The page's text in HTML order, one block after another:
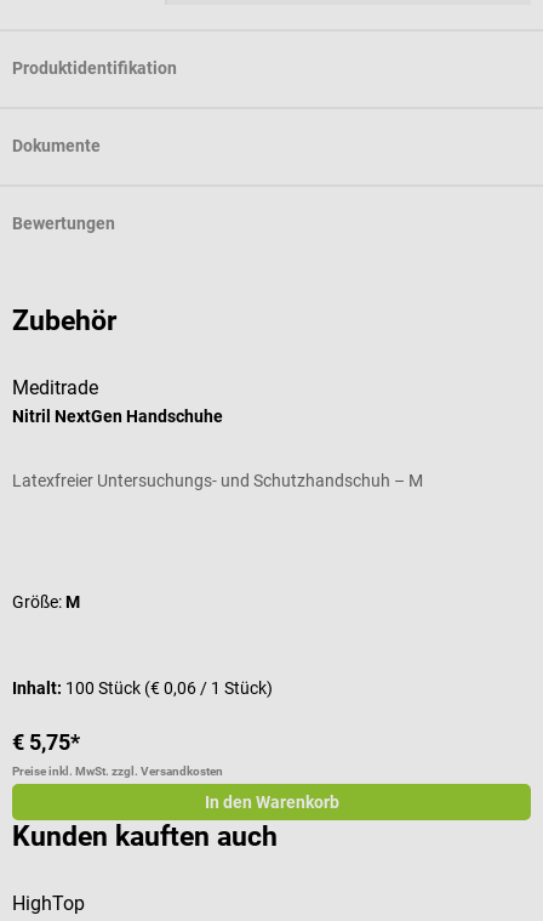
Produktidentifikation
Dokumente
Bewertungen
Zubehör
Meditrade
Nitril NextGen Handschuhe
Latexfreier Untersuchungs- und Schutzhandschuh – M
Größe:M
Inhalt: 100 Stück (€ 0,06 / 1 Stück)
€ 5,75*
Preise inkl. MwSt. zzgl. Versandkosten
In den Warenkorb
Kunden kauften auch
HighTop